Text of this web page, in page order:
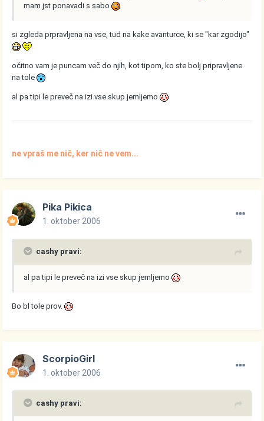
mam jst ponavadi s sabo
si zgleda prpravljena na vse, tud na kake avanturce, ki se "kar zgodijo"
očitno vam je puncam več do njih, kot tipom, ko ste bolj pripravljene
na tole
al pa tipi le preveč na izi vse skup jemljemo
ne vpraš me nič, ker nič ne vem...
Pika Pikica
1. oktober 2006
cashy pravi:
al pa tipi le preveč na izi vse skup jemljemo
Bo bl tole prov.
ScorpioGirl
1. oktober 2006
cashy pravi: